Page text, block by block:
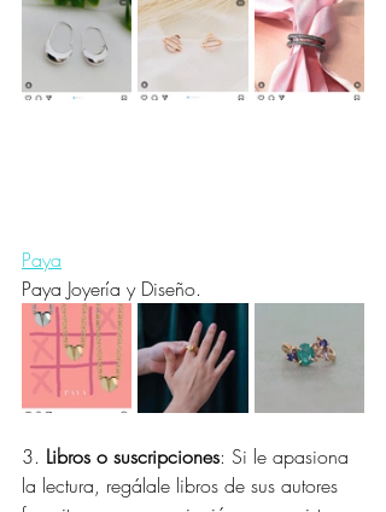
Paya
Paya Joyería y Diseño.
3. Libros o suscripciones: Si le apasiona
la lectura, regálale libros de sus autores